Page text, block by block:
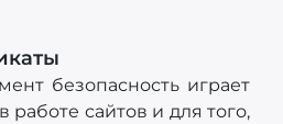
безопасность играет
работе сайтов и для того,